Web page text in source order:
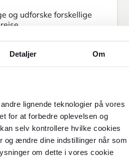
Detaljer Om
lignende teknologier på vores
for at forbedre oplevelsen og
selv kontrollere hvilke cookies
og ændre dine indstillinger når som
om dette i vores cookie
og udforske forskellige
Envejs
Retur